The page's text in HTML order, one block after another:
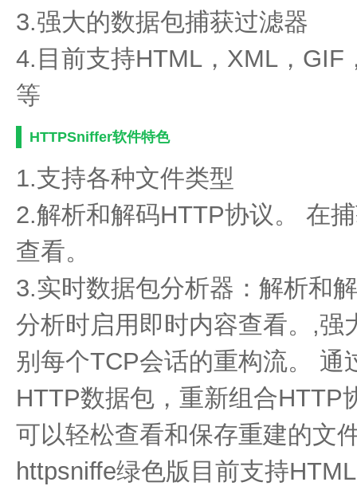
3.强大的数据包捕获过滤器
4.目前支持HTML，XML，GIF
等
HTTPSniffer软件特色
1.支持各种文件类型
2.解析和解码HTTP协议。 在
查看。
3.实时数据包分析器：解析和
分析时启用即时内容查看。,强
别每个TCP会话的重构流。 通
HTTP数据包，重新组合HTTP
可以轻松查看和保存重建的文
httpsniffe绿色版目前支持